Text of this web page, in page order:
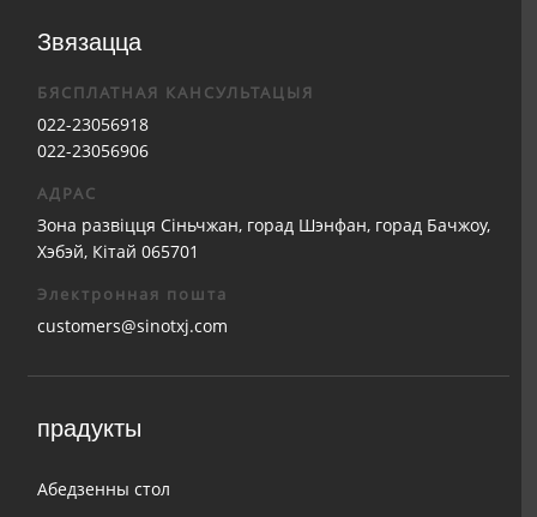
Звязацца
БЯСПЛАТНАЯ КАНСУЛЬТАЦЫЯ
022-23056918
022-23056906
АДРАС
Зона развіцця Сіньчжан, горад Шэнфан, горад Бачжоу,
Хэбэй, Кітай 065701
Электронная пошта
customers@sinotxj.com
прадукты
Абедзенны стол